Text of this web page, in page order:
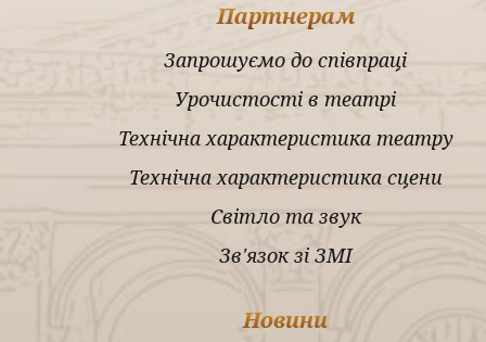
Партнерам
Запрошуємо до співпраці
Урочистості в театрі
Технічна характеристика театру
Технічна характеристика сцени
Світло та звук
Зв'язок зі ЗМІ
Новини